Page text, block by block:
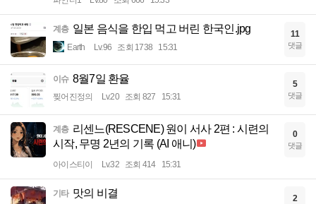
계층 일본 음식을 한입 먹고 버린 한국인.jpg
Earth Lv.96 조회 1738 15:31
11
댓글
이슈 8월7일 환율
찢어진정의 Lv.20 조회 827 15:31
5
댓글
계층 리센느(RESCENE) 원이 서사 2편 : 시련의
시작, 무명 2년의 기록 (AI 애니)
아이스티이 Lv.32 조회 414 15:31
0
댓글
기타 맛의 비결 2